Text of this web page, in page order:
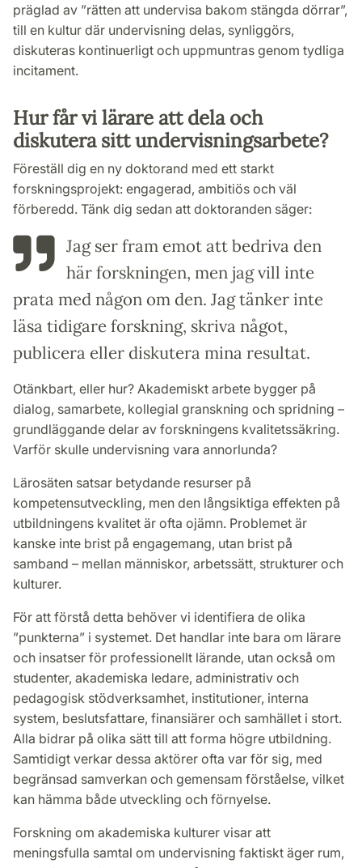
präglad av ”rätten att undervisa bakom stängda dörrar”,
till en kultur där undervisning delas, synliggörs,
diskuteras kontinuerligt och uppmuntras genom tydliga
incitament.
Hur får vi lärare att dela och
diskutera sitt undervisningsarbete?
Föreställ dig en ny doktorand med ett starkt
forskningsprojekt: engagerad, ambitiös och väl
förberedd. Tänk dig sedan att doktoranden säger:
Jag ser fram emot att bedriva den
här forskningen, men jag vill inte
prata med någon om den. Jag tänker inte
läsa tidigare forskning, skriva något,
publicera eller diskutera mina resultat.
Otänkbart, eller hur? Akademiskt arbete bygger på
dialog, samarbete, kollegial granskning och spridning –
grundläggande delar av forskningens kvalitetssäkring.
Varför skulle undervisning vara annorlunda?
Lärosäten satsar betydande resurser på
kompetensutveckling, men den långsiktiga effekten på
utbildningens kvalitet är ofta ojämn. Problemet är
kanske inte brist på engagemang, utan brist på
samband – mellan människor, arbetssätt, strukturer och
kulturer.
För att förstå detta behöver vi identifiera de olika
”punkterna” i systemet. Det handlar inte bara om lärare
och insatser för professionellt lärande, utan också om
studenter, akademiska ledare, administrativ och
pedagogisk stödverksamhet, institutioner, interna
system, beslutsfattare, finansiärer och samhället i stort.
Alla bidrar på olika sätt till att forma högre utbildning.
Samtidigt verkar dessa aktörer ofta var för sig, med
begränsad samverkan och gemensam förståelse, vilket
kan hämma både utveckling och förnyelse.
Forskning om akademiska kulturer visar att
meningsfulla samtal om undervisning faktiskt äger rum,